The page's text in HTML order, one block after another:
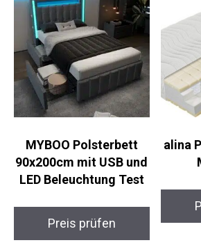
MYBOO Polsterbett
90x200cm mit USB und
LED Beleuchtung Test
Preis prüfen
alina